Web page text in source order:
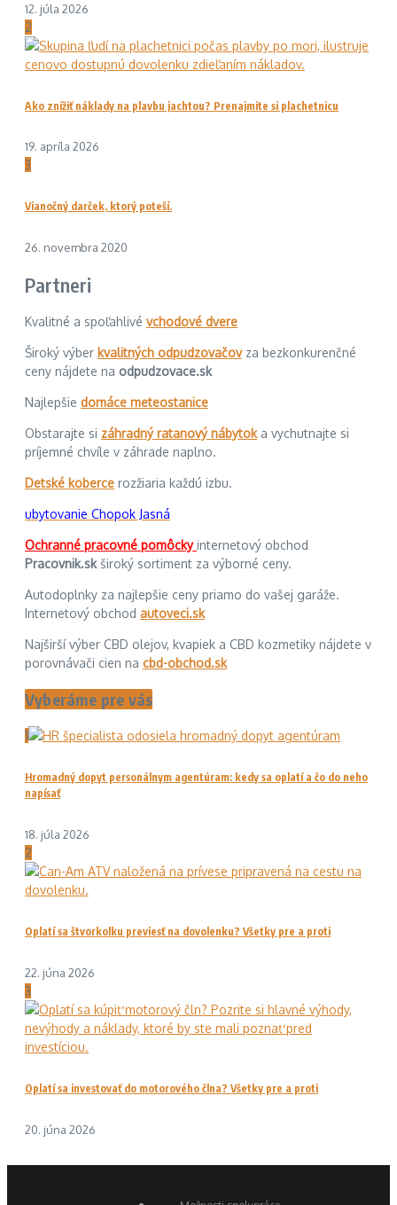
12. júla 2026
2
Ako znížiť náklady na plavbu jachtou? Prenajmite si plachetnicu
19. apríla 2026
3
Vianočný darček, ktorý poteší.
26. novembra 2020
Partneri
Kvalitné a spoľahlivé vchodové dvere
Široký výber kvalitných odpudzovačovza bezkonkurenčné
ceny nájdete na odpudzovace.sk
Najlepšie domáce meteostanice
Obstarajte si záhradný ratanový nábytoka vychutnajte si
príjemné chvíle v záhrade naplno.
Detské koberce rozžiaria každú izbu.
ubytovanie Chopok Jasná
Ochranné pracovné pomôckyinternetový obchod
Pracovnik.skširoký sortiment za výborné ceny.
Autodoplnky za najlepšie ceny priamo do vašej garáže.
Internetový obchod autoveci.sk
Najširší výber CBD olejov, kvapiek a CBD kozmetiky nájdete v
porovnávači cien na cbd-obchod.sk
Vyberáme pre vás
1
Hromadný dopyt personálnym agentúram: kedy sa oplatí a čo do neho
napísať
18. júla 2026
2
Oplatí sa štvorkolku previesť na dovolenku? Všetky pre a proti
22. júna 2026
3
Oplatí sa investovať do motorového člna? Všetky pre a proti
20. júna 2026